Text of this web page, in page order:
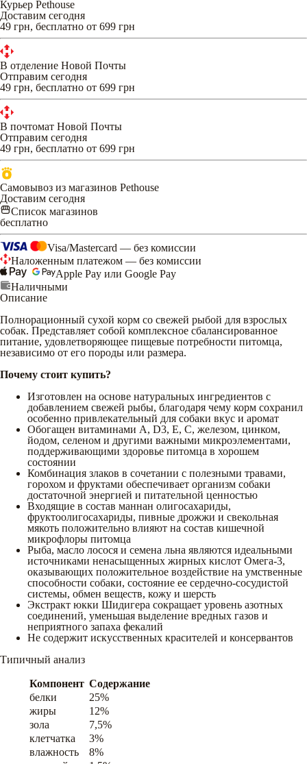
Курьер Pethouse
Доставим сегодня
49 грн, бесплатно от 699 грн
В отделение Новой Почты
Отправим сегодня
49 грн, бесплатно от 699 грн
В почтомат Новой Почты
Отправим сегодня
49 грн, бесплатно от 699 грн
Самовывоз из магазинов Pethouse
Доставим сегодня
Список магазинов
бесплатно
Visa/Mastercard — без комиссии
Наложенным платежом — без комиссии
Apple Pay или Google Pay
Наличными
Описание
Полнорационный сухой корм со свежей рыбой для взрослых
собак. Представляет собой комплексное сбалансированное
питание, удовлетворяющее пищевые потребности питомца,
независимо от его породы или размера.
Почему стоит купить?
Изготовлен на основе натуральных ингредиентов с
добавлением свежей рыбы, благодаря чему корм сохранил
особенно привлекательный для собаки вкус и аромат
Обогащен витаминами A, D3, E, С, железом, цинком,
йодом, селеном и другими важными микроэлементами,
поддерживающими здоровье питомца в хорошем
состоянии
Комбинация злаков в сочетании с полезными травами,
горохом и фруктами обеспечивает организм собаки
достаточной энергией и питательной ценностью
Входящие в состав маннан олигосахариды,
фруктоолигосахариды, пивные дрожжи и свекольная
мякоть положительно влияют на состав кишечной
микрофлоры питомца
Рыба, масло лосося и семена льна являются идеальными
источниками ненасыщенных жирных кислот Омега-3,
оказывающих положительное воздействие на умственные
способности собаки, состояние ее сердечно-сосудистой
системы, обмен веществ, кожу и шерсть
Экстракт юкки Шидигера сокращает уровень азотных
соединений, уменьшая выделение вредных газов и
неприятного запаха фекалий
Не содержит искусственных красителей и консервантов
Типичный анализ
Компонент Содержание
белки
25%
жиры
12%
зола
7,5%
клетчатка
3%
влажность
8%